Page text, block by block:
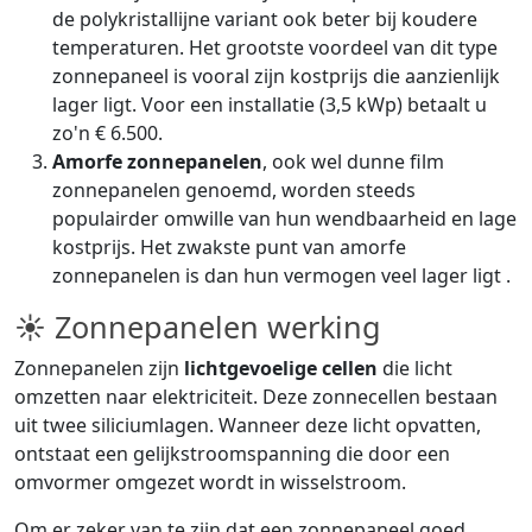
de polykristallijne variant ook beter bij koudere
temperaturen. Het grootste voordeel van dit type
zonnepaneel is vooral zijn kostprijs die aanzienlijk
lager ligt. Voor een installatie (3,5 kWp) betaalt u
zo'n € 6.500.
Amorfe zonnepanelen, ook wel dunne film
zonnepanelen genoemd, worden steeds
populairder omwille van hun wendbaarheid en lage
kostprijs. Het zwakste punt van amorfe
zonnepanelen is dan hun vermogen veel lager ligt .
☀ Zonnepanelen werking
Zonnepanelen zijn lichtgevoelige cellen die licht
omzetten naar elektriciteit. Deze zonnecellen bestaan
uit twee siliciumlagen. Wanneer deze licht opvatten,
ontstaat een gelijkstroomspanning die door een
omvormer omgezet wordt in wisselstroom.